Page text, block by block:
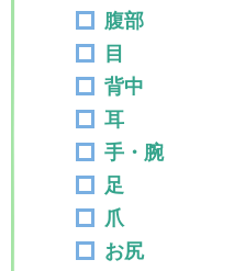
腹部
目
背中
耳
手・腕
足
爪
お尻